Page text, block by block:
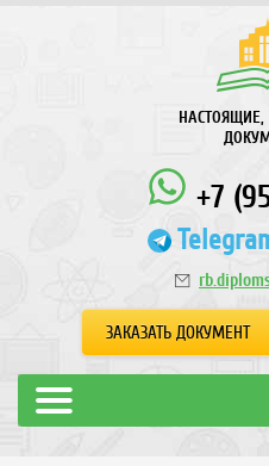
+7
ЗАКАЗАТЬ ДОКУМЕНТ